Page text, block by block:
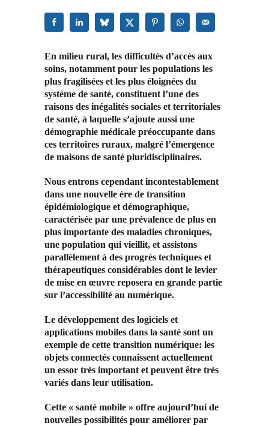
En milieu rural, les difficultés d’accès aux
soins, notamment pour les populations les
plus fragilisées et les plus éloignées du
système de santé, constituent l’une des
raisons des inégalités sociales et territoriales
de santé, à laquelle s’ajoute aussi une
démographie médicale préoccupante dans
ces territoires ruraux, malgré l’émergence
de maisons de santé pluridisciplinaires.
Nous entrons cependant incontestablement
dans une nouvelle ère de transition
épidémiologique et démographique,
caractérisée par une prévalence de plus en
plus importante des maladies chroniques,
une population qui vieillit, et assistons
parallèlement à des progrès techniques et
thérapeutiques considérables dont le levier
de mise en œuvre reposera en grande partie
sur l’accessibilité au numérique.
Le développement des logiciels et
applications mobiles dans la santé sont un
exemple de cette transition numérique: les
objets connectés connaissent actuellement
un essor très important et peuvent être très
variés dans leur utilisation.
Cette « santé mobile » offre aujourd’hui de
nouvelles possibilités pour améliorer par